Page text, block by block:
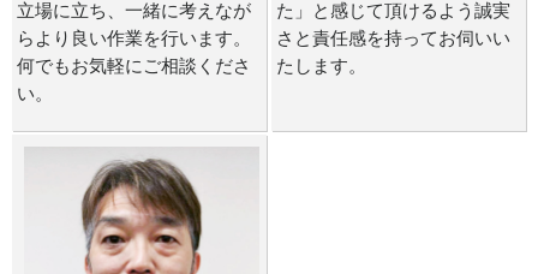
立場に立ち、一緒に考えなが
らより良い作業を行います。
何でもお気軽にご相談くださ
い。
た」と感じて頂けるよう誠実
さと責任感を持ってお伺いい
たします。